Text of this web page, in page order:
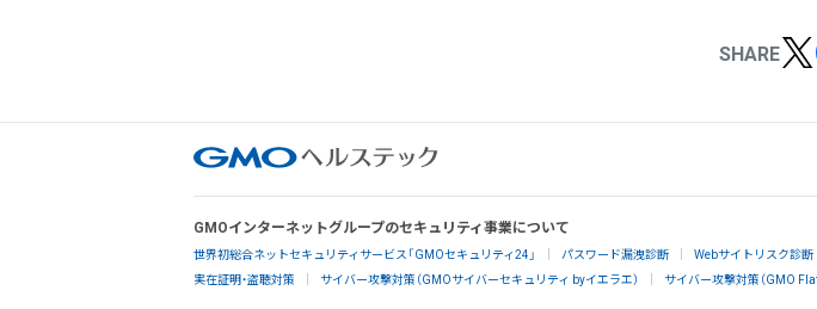
SHARE
GMOインターネットグループのセキュリティ事業について
世界初総合ネットセキュリティサービス「GMOセキュリティ24」 パスワード漏洩診断 Webサイトリスク診断
実在証明・盗聴対策 サイバー攻撃対策（GMOサイバーセキュリティ byイエラエ） サイバー攻撃対策（GMO